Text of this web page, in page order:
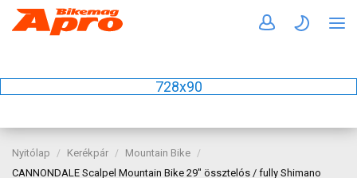
728x90
Nyitólap Kerékpár
Mountain Bike
CANNONDALE Scalpel Mountain Bike 29" össztelós / fully Shimano